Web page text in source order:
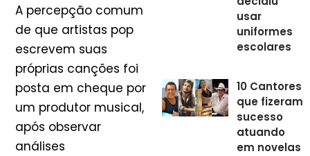
A percepção comum
de que artistas pop
escrevem suas
próprias canções foi
posta em cheque por
um produtor musical,
após observar
análises
usar
uniformes
escolares
10 Cantores
que fizeram
sucesso
atuando
em novelas